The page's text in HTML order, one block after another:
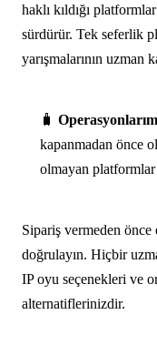
haklı kıldığı
sürdürür. Tek seferlik
yarışmalarının uzman
🧳
kapanmadan önce
olmayan
Sipariş vermeden önce
doğrulayın. Hiçbir
IP oyu seçenekleri ve
alternatiflerinizdir.